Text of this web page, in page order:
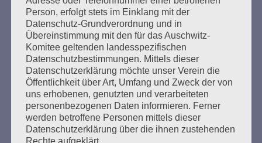
der EU Sehr geehrte Frau Bundeskanzlerin, wir haben
Ihnen zugehört bei der Einweihung des Denkmals für die
imNationalsozialismus ermordeten Sinti und Roma
Europas in Berlin am 24. Oktober. Sie erinnerten an diese
Opfergruppe, „die öffentlich viel zu lange viel…
mehr ...
Person, erfolgt stets im Einklang mit der
Datenschutz-Grundverordnung und in
Übereinstimmung mit den für das Auschwitz-
Komitee geltenden landesspezifischen
Datenschutzbestimmungen. Mittels dieser
Datenschutzerklärung möchte unser Verein die
Öffentlichkeit über Art, Umfang und Zweck der von
uns erhobenen, genutzten und verarbeiteten
personenbezogenen Daten informieren. Ferner
werden betroffene Personen mittels dieser
Datenschutzerklärung über die ihnen zustehenden
Rechte aufgeklärt.